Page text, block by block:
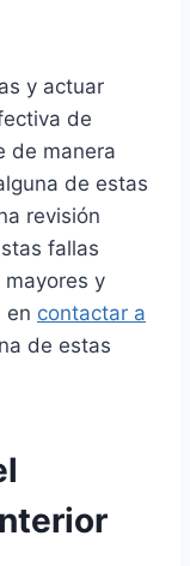
y actuar
de
de manera
de estas
revisión
fallas
y
en contactar a
de estas